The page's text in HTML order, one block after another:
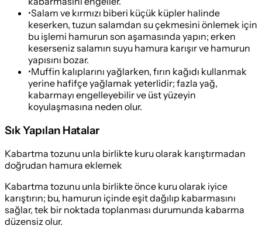
•Salam ve kırmızı biberi küçük küpler halinde
keserken, tuzun salamdan su çekmesini önlemek için
bu işlemi hamurun son aşamasında yapın; erken
keserseniz salamın suyu hamura karışır ve hamurun
yapısını bozar.
•Muffin kalıplarını yağlarken, fırın kağıdı kullanmak
yerine hafifçe yağlamak yeterlidir; fazla yağ,
kabarmayı engelleyebilir ve üst yüzeyin
koyulaşmasına neden olur.
Sık Yapılan Hatalar
Kabartma tozunu unla birlikte kuru olarak karıştırmadan
doğrudan hamura eklemek
Kabartma tozunu unla birlikte önce kuru olarak iyice
karıştırın; bu, hamurun içinde eşit dağılıp kabarmasını
sağlar, tek bir noktada toplanması durumunda kabarma
düzensiz olur.